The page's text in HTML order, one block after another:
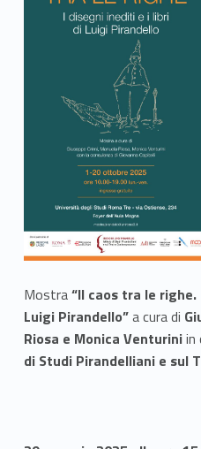
Mostra“Il caos tra le
Luigi Pirandello”a cura di
Riosa e Monica Venturiniin
di Studi Pirandelliani e sul